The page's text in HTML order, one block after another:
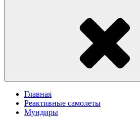
Главная
Реактивные самолеты
Мундиры